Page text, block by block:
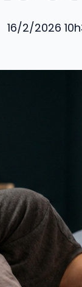
16/2/2026